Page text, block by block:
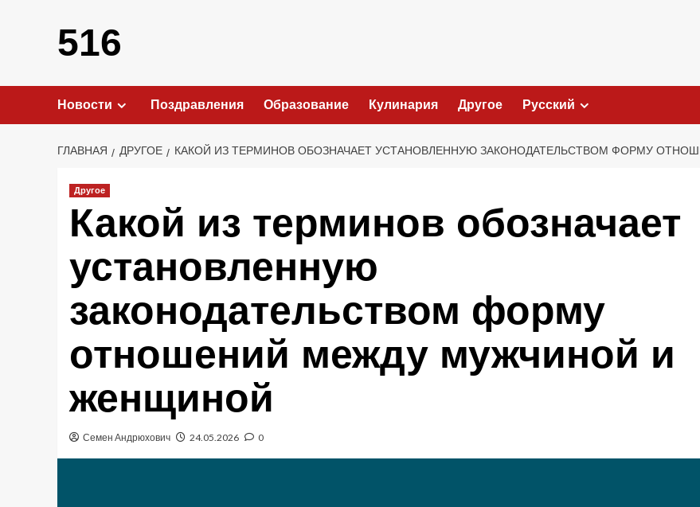
содержимому516
Новости Поздравления Образование Кулинария Другое Русский
ГЛАВНАЯ ДРУГОЕ КАКОЙ ИЗ ТЕРМИНОВ ОБОЗНАЧАЕТ УСТАНОВЛЕННУЮ ЗАКОНОДАТЕЛЬСТВОМ ФОРМУ
Другое
Какой из терминов обозначает
установленную
законодательством форму
отношений между мужчиной и
женщиной
Семен Андрюхович 24.05.2026 0